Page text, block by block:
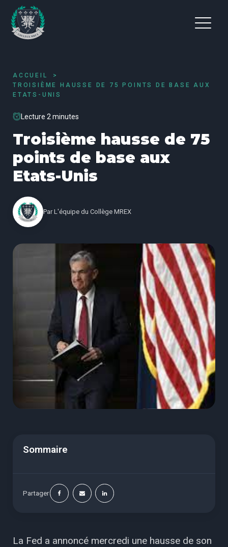
ACCUEIL
TROISIÈME HAUSSE DE 75 POINTS DE BASE AUX
ETATS-UNIS
Lecture 2 minutes
Troisième hausse de 75
points de base aux
Etats-Unis
Par L'équipe du Collège MREX
Sommaire
Partager
La Fed a annoncé mercredi une hausse de son